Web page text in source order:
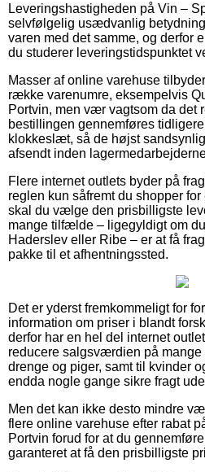
Leveringshastigheden på Vin –
selvfølgelig usædvanlig
varen med det samme, og derfor
du studerer leveringstidspunktet
Masser af online varehuse
række varenumre, eksempelvis
Portvin, men vær vagtsom da det
bestillingen gennemføres
klokkeslæt, så de højst
afsendt inden
Flere internet outlets byder på
reglen kun såfremt du shopper
skal du vælge den prisbilligste
mange tilfælde – ligegyldigt om
Haderslev eller Ribe – er at få
pakke til et afhentningssted.
Det er yderst fremkommeligt for
information om priser i blandt
derfor har en hel del internet
reducere salgsværdien på mange
drenge og piger, samt til kvinder
endda nogle gange sikre fragt
Men det kan ikke desto mindre
flere online varehuse efter rabat
Portvin forud for at du
garanteret at få den prisbilligste